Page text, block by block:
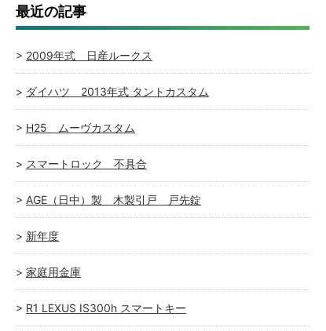
最近の記事
2009年式 日産ルークス
ダイハツ 2013年式 タントカスタム
H25 ムーヴカスタム
スマートロック 不具合
AGE（日中）製 木製引戸 戸先錠
新年度
家庭用金庫
R1 LEXUS IS300h スマートキー